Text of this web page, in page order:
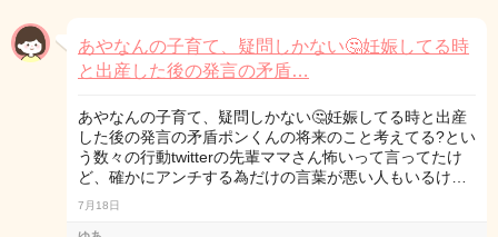
あやなんの子育て、疑問しかない🤔妊娠してる時
と出産した後の発言の矛盾…
あやなんの子育て、疑問しかない🤔妊娠してる時と出産
した後の発言の矛盾ポンくんの将来のこと考えてる?とい
う数々の行動twitterの先輩ママさん怖いって言ってたけ
ど、確かにアンチする為だけの言葉が悪い人もいるけ…
7月18日